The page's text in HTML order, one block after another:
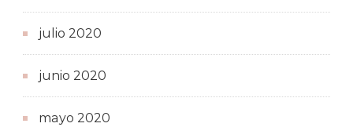
julio 2020
junio 2020
mayo 2020